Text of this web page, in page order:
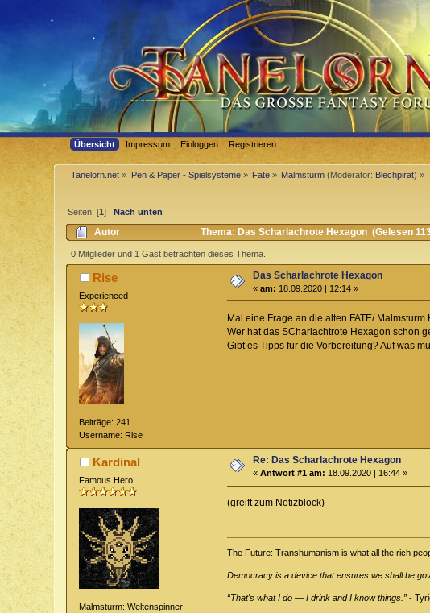
Übersicht Impressum Einloggen Registrieren
Tanelorn.net » Pen & Paper - Spielsysteme» Fate » Malmsturm (Moderator: Blechpirat) »
Seiten: [1]Nach unten
Autor Thema: Das Scharlachrote Hexagon (Gelesen
0 Mitglieder und 1 Gast betrachten dieses Thema.
Rise
Experienced
Beiträge: 241
Username: Rise
Das Scharlachrote Hexagon
«am: 18.09.2020 | 12:14 »
Mal eine Frage an die alten FATE/ Malmsturm
Wer hat das SCharlachtrote Hexagon schon
Gibt es Tipps für die Vorbereitung? Auf was
Kardinal
Famous Hero
Malmsturm: Weltenspinner
Re: Das Scharlachrote Hexagon
«Antwort #1 am: 18.09.2020 | 16:44 »
(greift zum Notizblock)
The Future: Transhumanism is what all the rich
Democracy is a device that ensures we shall be
“That's what I do — I drink and I know things.”-